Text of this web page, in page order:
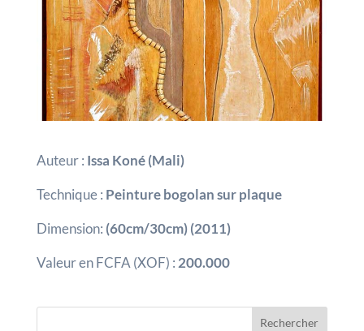
Auteur : Issa Koné (Mali)
Technique : Peinture bogolan sur plaque
Dimension: (60cm/30cm) (2011)
Valeur en FCFA (XOF) : 200.000